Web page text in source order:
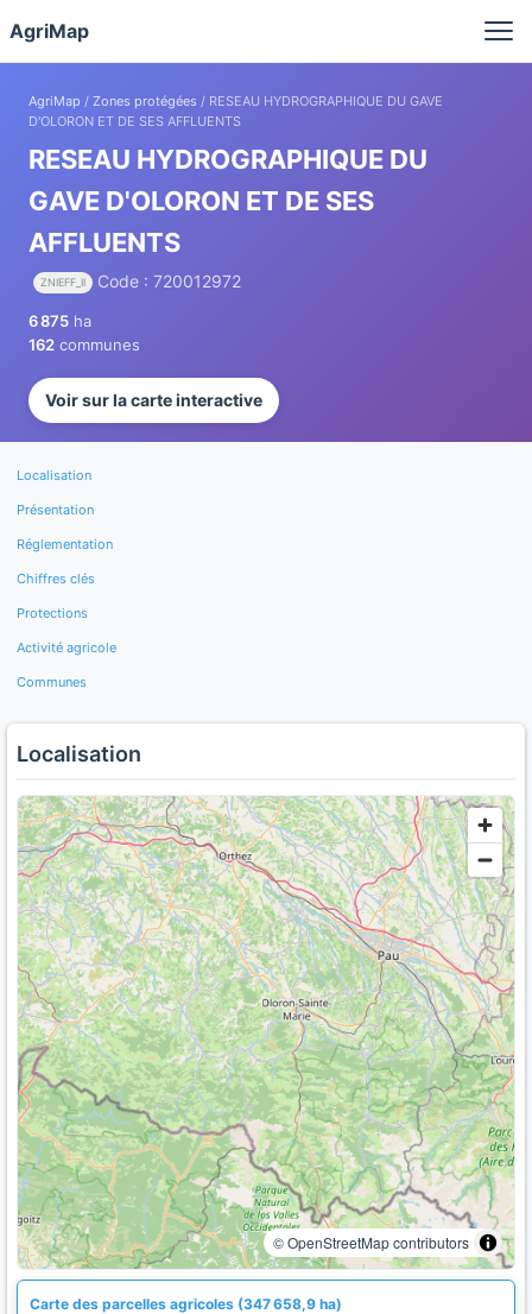
AgriMap
AgriMap / Zones protégées / RESEAU HYDROGRAPHIQUE DU GAVE
D'OLORON ET DE SES AFFLUENTS
RESEAU HYDROGRAPHIQUE DU
GAVE D'OLORON ET DE SES
AFFLUENTS
ZNIEFF_II Code : 720012972
6 875 ha
162 communes
Voir sur la carte interactive
Localisation
Présentation
Réglementation
Chiffres clés
Protections
Activité agricole
Communes
Localisation
© OpenStreetMap contributors
Carte des parcelles agricoles (347 658,9 ha)